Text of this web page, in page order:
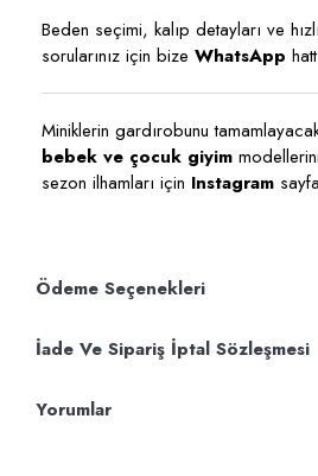
Beden seçimi, kalıp detayları ve
sorularınız için bize WhatsApp
Miniklerin gardırobunu
bebek ve çocuk giyim
sezon ilhamları için Instagram
Ödeme Seçenekleri
İade Ve Sipariş İptal Sözleşmesi
Yorumlar